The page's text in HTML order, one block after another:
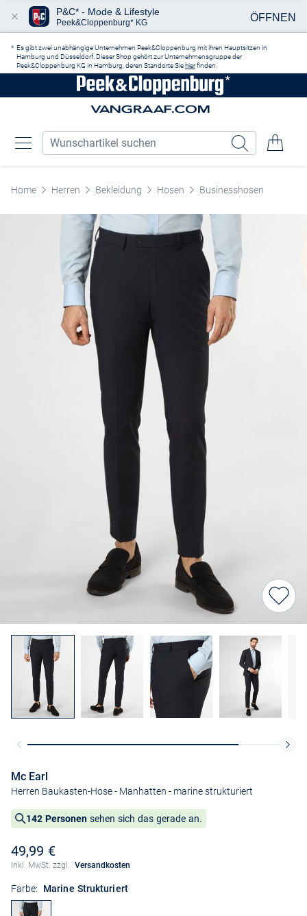
Es gibt zwei unabhängige Unternehmen Peek&Cloppenburg mit ihren Hauptsitzen in
Hamburg und Düsseldorf. Dieser Shop gehört zur Unternehmensgruppe der
Peek&Cloppenburg KG in Hamburg, deren Standorte Sie hierfinden.
Home Herren Bekleidung Hosen Businesshosen
Mc Earl
Herren Baukasten-Hose - Manhatten - marine strukturiert
142 Personen sehen sich das gerade an.
49,99 €
Inkl. MwSt. zzgl. Versandkosten
Farbe: Marine Strukturiert
P&C* - Mode & Lifestyle
Peek&Cloppenburg* KG ÖFFNEN